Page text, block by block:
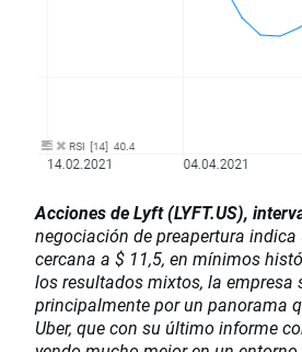
Acciones de Lyft (LYFT.US),
negociación de preapertura indica
cercana a $ 11,5, en mínimos
los resultados mixtos, la empresa
principalmente por un panorama
Uber, que con su último informe